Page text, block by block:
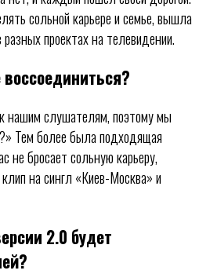
сольной карьере и семье, вышла
проектах на телевидении.
нашим слушателям, поэтому мы
Тем более была подходящая
не бросает сольную карьеру,
на сингл «Киев-Москва» и
2.0 будет